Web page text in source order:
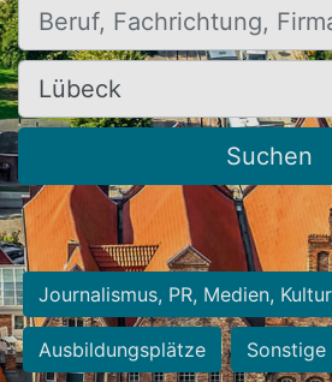
Beruf, Fachrichtung, Firma
Ort, Stadt
Suchen
Journalismus, PR, Medien, Kultur
Ausbildungsplätze